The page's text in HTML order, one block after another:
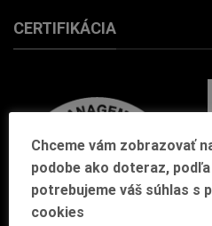
CERTIFIKÁCIA
Chceme vám zobrazovať
podobe ako doteraz,
potrebujeme váš súhlas s
cookies